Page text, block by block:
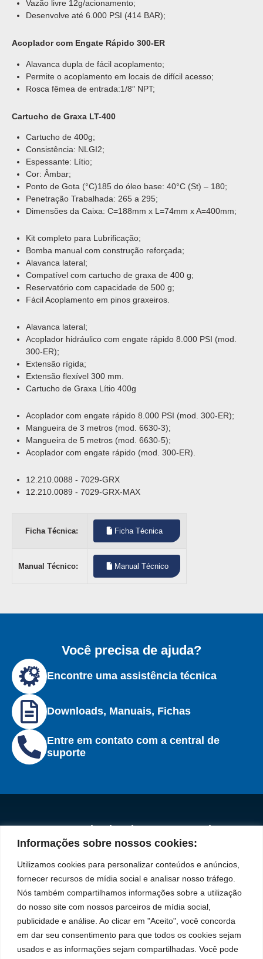
Informações sobre nossos cookies:
Utilizamos cookies para personalizar conteúdos e anúncios,
fornecer recursos de mídia social e analisar nosso tráfego.
Nós também compartilhamos informações sobre a utilização
do nosso site com nossos parceiros de mídia social,
publicidade e análise. Ao clicar em "Aceito", você concorda
em dar seu consentimento para que todos os cookies sejam
usados e as informações sejam compartilhadas. Você pode
Vazão livre 12g/acionamento;
Desenvolve até 6.000 PSI (414 BAR);
Acoplador com Engate Rápido 300-ER
Alavanca dupla de fácil acoplamento;
Permite o acoplamento em locais de difícil acesso;
Rosca fêmea de entrada:1/8″ NPT;
Cartucho de Graxa LT-400
Cartucho de 400g;
Consistência: NLGI2;
Espessante: Lítio;
Cor: Âmbar;
Ponto de Gota (°C)185 do óleo base: 40°C (St) – 180;
Penetração Trabalhada: 265 a 295;
Dimensões da Caixa: C=188mm x L=74mm x A=400mm;
Kit completo para Lubrificação;
Bomba manual com construção reforçada;
Alavanca lateral;
Compatível com cartucho de graxa de 400 g;
Reservatório com capacidade de 500 g;
Fácil Acoplamento em pinos graxeiros.
Alavanca lateral;
Acoplador hidráulico com engate rápido 8.000 PSI (mod.
300-ER);
Extensão rígida;
Extensão flexível 300 mm.
Cartucho de Graxa Lítio 400g
Acoplador com engate rápido 8.000 PSI (mod. 300-ER);
Mangueira de 3 metros (mod. 6630-3);
Mangueira de 5 metros (mod. 6630-5);
Acoplador com engate rápido (mod. 300-ER).
12.210.0088 - 7029-GRX
12.210.0089 - 7029-GRX-MAX
Ficha Técnica: Ficha Técnica
Manual Técnico: Manual Técnico
Você precisa de ajuda?
Encontre uma assistência técnica
Downloads, Manuais, Fichas
Entre em contato com a central de
suporte
líder
em
fabricação
de
equipamentos
para
Privacidade
de
Cookies
Institucional
Produtos
Assistências
Seja um
Localização
Rua Tiradentes,
931 – Anexo
Anita Franchini,
50/96
Bairro: Santa
Conosco
5050
Redes
Sociais
Youtube
Instagram